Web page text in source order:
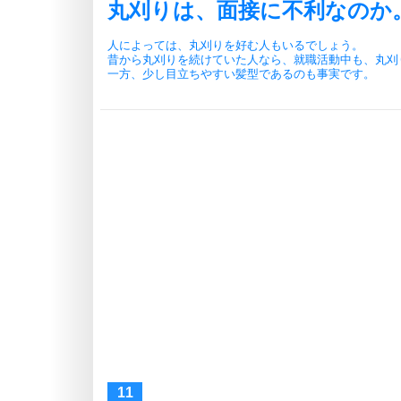
丸刈りは、面接に不利なのか
人によっては、丸刈りを好む人もいるでしょう。
昔から丸刈りを続けていた人なら、就職活動中も、丸
一方、少し目立ちやすい髪型であるのも事実です。